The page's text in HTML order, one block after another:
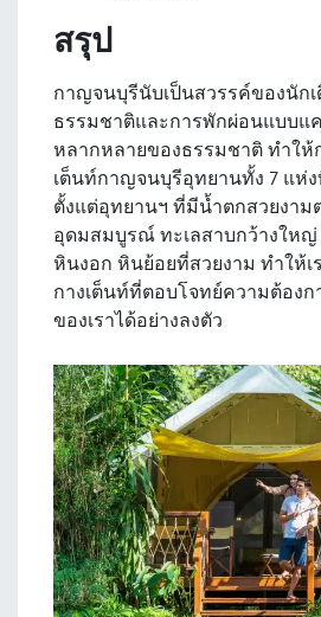
สรุป
กาญจนบุรีนับเป็นสวรรค์ของนัก
ธรรมชาติและการพักผ่อนแบบแ
หลากหลายของธรรมชาติ ทำใ
เต็นท์กาญจนบุรีอุทยานทั้ง 7 แห่
ตั้งแต่อุทยานฯ ที่มีน้ำตกสวยงาม
อุดมสมบูรณ์ ทะเลสาบกว้างให
หินงอก หินย้อยที่สวยงาม ทำให้เ
กางเต็นท์ที่ตอบโจทย์ความต้องก
ของเราได้อย่างลงตัว